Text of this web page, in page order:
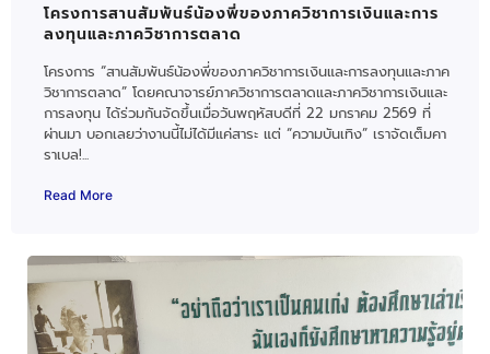
โครงการสานสัมพันธ์น้องพี่ของภาควิชาการเงินและการ
ลงทุนและภาควิชาการตลาด
โครงการ “สานสัมพันธ์น้องพี่ของภาควิชาการเงินและการลงทุนและภาค
วิชาการตลาด” โดยคณาจารย์ภาควิชาการตลาดและภาควิชาการเงินและ
การลงทุน ได้ร่วมกันจัดขึ้นเมื่อวันพฤหัสบดีที่ 22 มกราคม 2569 ที่
ผ่านมา บอกเลยว่างานนี้ไม่ได้มีแค่สาระ แต่ “ความบันเทิง” เราจัดเต็มคา
ราเบล!...
Read More